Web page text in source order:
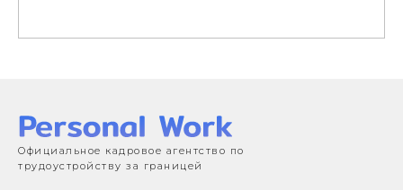
Официальное кадровое агентство по
трудоустройству за границей